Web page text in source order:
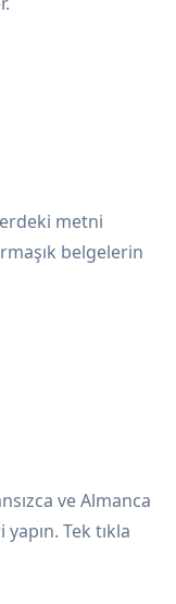
metni
belgelerin
ve Almanca
Tek tıkla